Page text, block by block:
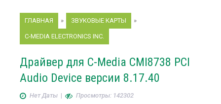
ГЛАВНАЯ » ЗВУКОВЫЕ КАРТЫ »
C-MEDIA ELECTRONICS INC.
Драйвер для C-Media CMI8738 PCI
Audio Device версии 8.17.40
Нет Даты| Просмотры: 142302